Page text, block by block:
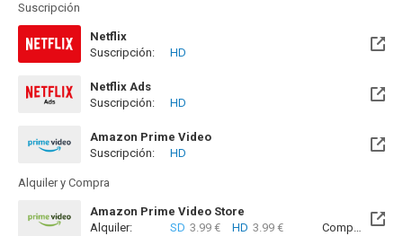
Suscripción
Netflix
Suscripción:
HD
Netflix Ads
Suscripción:
HD
Amazon Prime Video
Suscripción:
HD
Alquiler y Compra
Amazon Prime Video Store
Alquiler:
SD 3.99 € HD 3.99 € Compra: SD